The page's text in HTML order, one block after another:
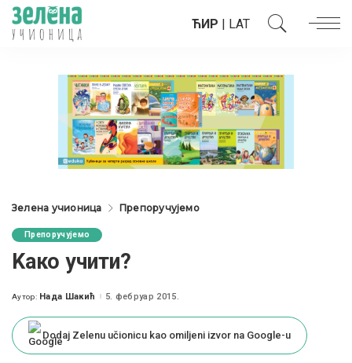
ЋИР | LAT
Зелена учионица Препоручујемо
Препоручујемо
Kaко учити?
Posted
Аутор: Нада Шакић 5. фебруар 2015.
Dodaj Zelenu učionicu kao omiljeni izvor na Google-u